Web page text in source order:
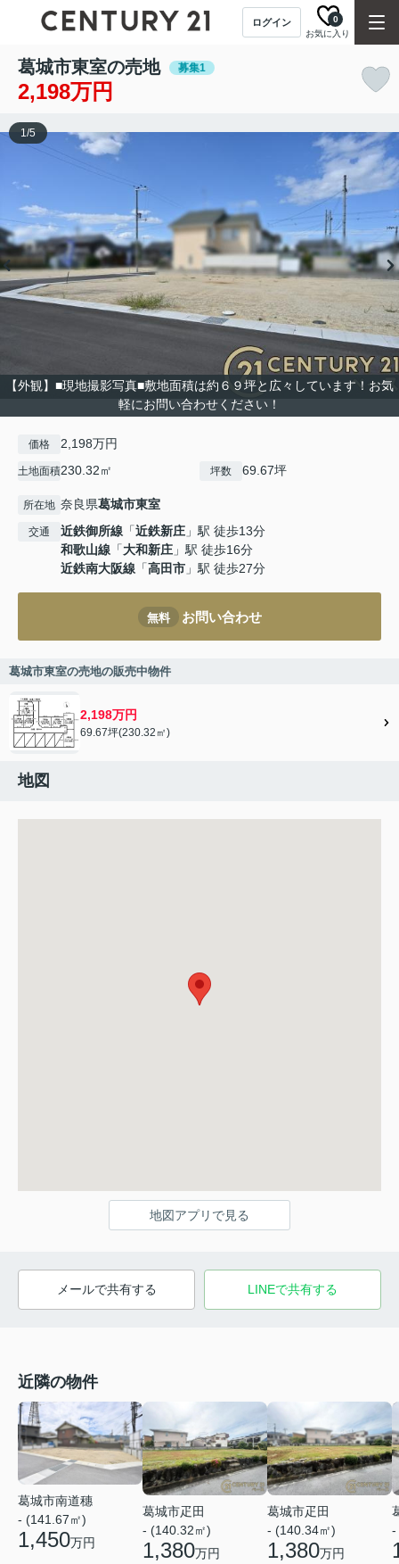
ログイン
お気に入り
0
葛城市東室の売地 募集1
2,198万円
【外観】■現地撮影写真■敷地面積は約６９坪と広々しています！お気
軽にお問い合わせください！
1/5
価格 2,198万円
土地面積230.32㎡ 坪数 69.67坪
所在地 奈良県葛城市東室
交通 近鉄御所線 「近鉄新庄 」駅 徒歩13分
和歌山線 「大和新庄 」駅 徒歩16分
近鉄南大阪線 「高田市 」駅 徒歩27分
無料 お問い合わせ
葛城市東室の売地の販売中物件
2,198万円
69.67坪(230.32㎡)
地図
地図アプリで見る
メールで共有する LINEで共有する
近隣の物件
葛城市南道穗
- (141.67㎡)
1,450万円
葛城市疋田
- (140.32㎡)
1,380万円
葛城市疋田
- (140.34㎡)
1,380万円
-